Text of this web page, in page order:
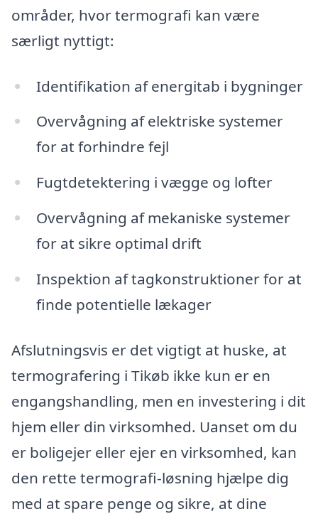
områder, hvor termografi kan være
særligt nyttigt:
Identifikation af energitab i bygninger
Overvågning af elektriske systemer
for at forhindre fejl
Fugtdetektering i vægge og lofter
Overvågning af mekaniske systemer
for at sikre optimal drift
Inspektion af tagkonstruktioner for at
finde potentielle lækager
Afslutningsvis er det vigtigt at huske, at
termografering i Tikøb ikke kun er en
engangshandling, men en investering i dit
hjem eller din virksomhed. Uanset om du
er boligejer eller ejer en virksomhed, kan
den rette termografi-løsning hjælpe dig
med at spare penge og sikre, at dine